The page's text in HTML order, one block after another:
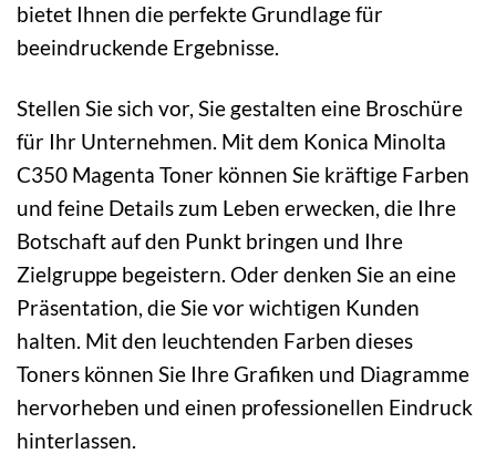
bietet Ihnen die perfekte Grundlage für
beeindruckende Ergebnisse.
Stellen Sie sich vor, Sie gestalten eine Broschüre
für Ihr Unternehmen. Mit dem Konica Minolta
C350 Magenta Toner können Sie kräftige Farben
und feine Details zum Leben erwecken, die Ihre
Botschaft auf den Punkt bringen und Ihre
Zielgruppe begeistern. Oder denken Sie an eine
Präsentation, die Sie vor wichtigen Kunden
halten. Mit den leuchtenden Farben dieses
Toners können Sie Ihre Grafiken und Diagramme
hervorheben und einen professionellen Eindruck
hinterlassen.